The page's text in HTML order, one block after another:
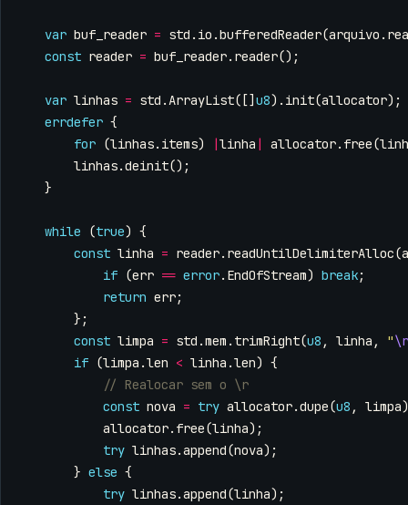
var buf_reader = std . io .bufferedReader(arquivo .
const reader = buf_reader. reader();
var linhas = std . ArrayList([] u8). init(allocator);
errdefer {
for (linhas. items) |linha | allocator. free(
linhas.deinit();
}
while (true) {
const linha = reader. readUntilDelimiterAlloc(
if (err == error. EndOfStream) break;
return err;
};
const limpa = std .mem . trimRight(u8 , linha , "\r
if (limpa .len < linha .len) {
const nova = try allocator.dupe(u8 , limpa
allocator. free(linha);
try linhas.append(nova);
} else {
try linhas.append(linha);